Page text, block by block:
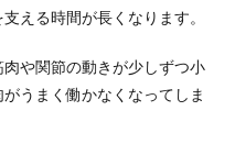
える時間が長くなります。
や関節の動きが少しずつ小
うまく働かなくなってしま